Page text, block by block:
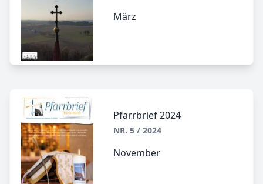
März
Pfarrbrief 2024
NR. 5 / 2024
November